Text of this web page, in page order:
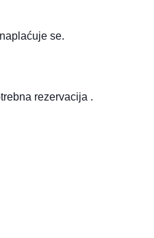
se.
rezervacija .